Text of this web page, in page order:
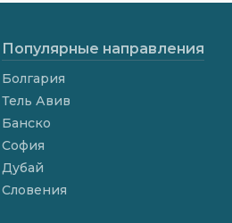
Популярные направления
Болгария
Тель Авив
Банско
София
Дубай
Словения